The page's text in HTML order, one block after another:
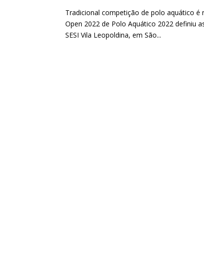
Tradicional competição de polo aquático é
Open 2022 de Polo Aquático 2022 definiu
SESI Vila Leopoldina, em São...